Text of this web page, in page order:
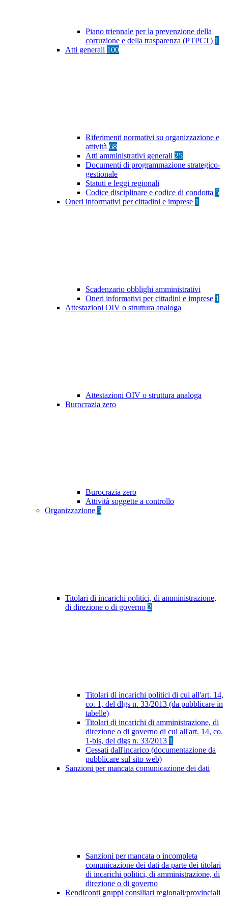
Piano triennale per la prevenzione della
corruzione e della trasparenza (PTPCT) 1
Atti generali 100
Riferimenti normativi su organizzazione e
attività 68
Atti amministrativi generali 25
Documenti di programmazione strategico-
gestionale
Statuti e leggi regionali
Codice disciplinare e codice di condotta 5
Oneri informativi per cittadini e imprese 1
Scadenzario obblighi amministrativi
Oneri informativi per cittadini e imprese 1
Attestazioni OIV o struttura analoga
Attestazioni OIV o struttura analoga
Burocrazia zero
Burocrazia zero
Attività soggette a controllo
Organizzazione 5
Titolari di incarichi politici, di amministrazione,
di direzione o di governo 2
Titolari di incarichi politici di cui all'art. 14,
co. 1, del dlgs n. 33/2013 (da pubblicare in
tabelle)
Titolari di incarichi di amministrazione, di
direzione o di governo di cui all'art. 14, co.
1-bis, del dlgs n. 33/2013 1
Cessati dall'incarico (documentazione da
pubblicare sul sito web)
Sanzioni per mancata comunicazione dei dati
Sanzioni per mancata o incompleta
comunicazione dei dati da parte dei titolari
di incarichi politici, di amministrazione, di
direzione o di governo
Rendiconti gruppi consiliari regionali/provinciali